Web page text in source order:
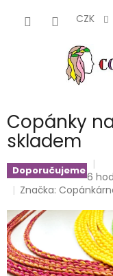
CZK
Copánky
skladem
Doporučujeme
je
5,0
z
5
6
Značka: